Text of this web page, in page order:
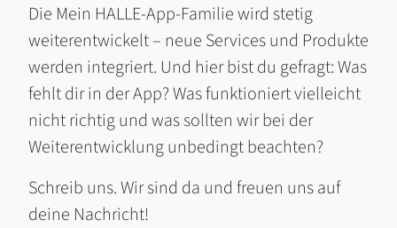
Die Mein HALLE-App-Familie wird stetig
weiterentwickelt – neue Services und Produkte
werden integriert. Und hier bist du gefragt: Was
fehlt dir in der App? Was funktioniert vielleicht
nicht richtig und was sollten wir bei der
Weiterentwicklung unbedingt beachten?
Schreib uns. Wir sind da und freuen uns auf
deine Nachricht!